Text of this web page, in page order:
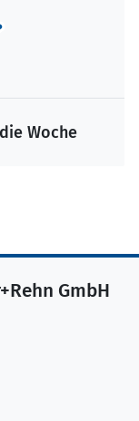
Woche
GmbH